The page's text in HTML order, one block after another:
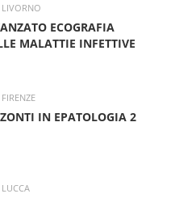
ECOGRAFIA
MALATTIE INFETTIVE
IN EPATOLOGIA 2